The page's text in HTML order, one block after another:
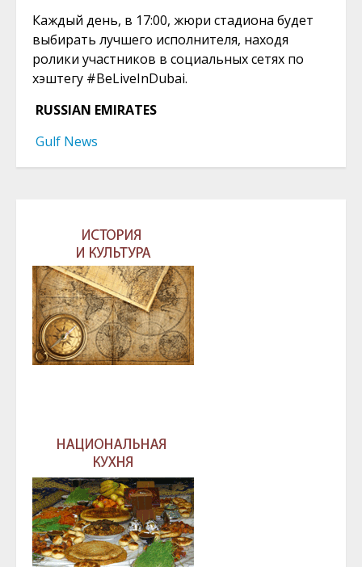
Каждый день, в 17:00, жюри стадиона будет
выбирать лучшего исполнителя, находя
ролики участников в социальных сетях по
хэштегу #BeLiveInDubai.
RUSSIAN EMIRATES
Gulf News